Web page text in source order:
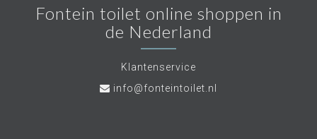
Fontein toilet online shoppen in
de Nederland
Klantenservice
info@fonteintoilet.nl